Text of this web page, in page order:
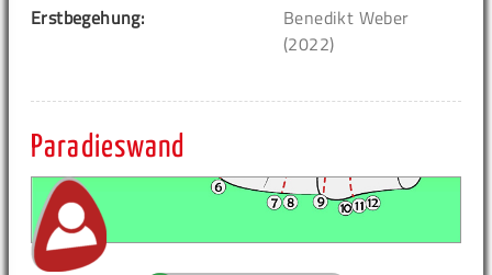
Erstbegehung:
Benedikt Weber
(2022)
Paradieswand